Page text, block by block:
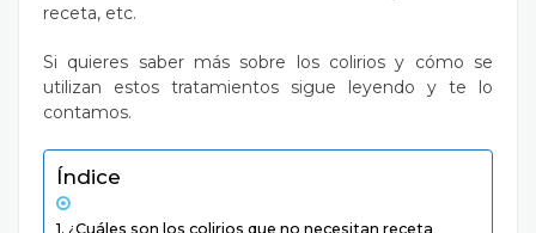
receta, etc.
Si quieres saber más sobre los colirios y cómo se
utilizan estos tratamientos sigue leyendo y te lo
contamos.
Índice
¿Cuáles son los colirios que no necesitan receta